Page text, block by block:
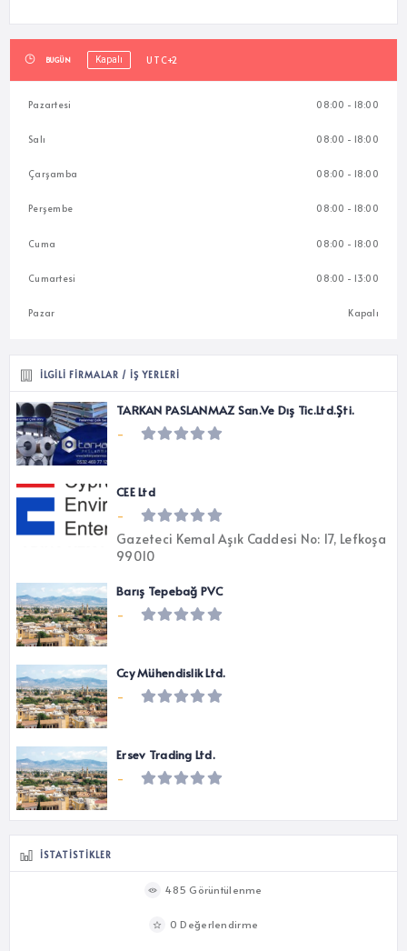
BUGÜN Kapalı UTC+2
Pazartesi 08:00 - 18:00
Salı 08:00 - 18:00
Çarşamba 08:00 - 18:00
Perşembe 08:00 - 18:00
Cuma 08:00 - 18:00
Cumartesi 08:00 - 13:00
Pazar Kapalı
İLGILI FIRMALAR / İŞ YERLERI
TARKAN PASLANMAZ San.Ve Dış Tic.Ltd.Şti.
-
CEE Ltd
-
Gazeteci Kemal Aşık Caddesi No: 17, Lefkoşa
99010
Barış Tepebağ PVC
-
Ccy Mühendislik Ltd.
-
Ersev Trading Ltd.
-
İSTATISTIKLER
485 Görüntülenme
0 Değerlendirme